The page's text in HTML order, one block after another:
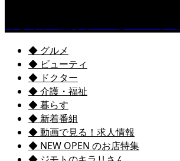
◆ グルメ
◆ ビューティ
◆ ドクター
◆ 介護・福祉
◆ 暮らす
◆ 新着番組
◆ 動画で見る！求人情報
◆ NEW OPEN のお店特集